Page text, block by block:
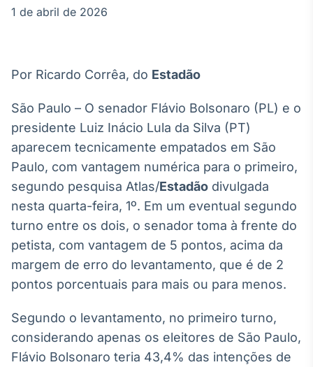
no Brasil
Broadcast
White Label
Plataforma para
conteúdos
personalizados
Soluções de Dados
e Conteúdos
Broadcast
OTC
Plataforma para
negociação de
ativos
Broadcast
1 de abril de 2026
Por Ricardo Corrêa, do Estadão
São Paulo – O senador Flávio Bolsonaro (PL) e o
presidente Luiz Inácio Lula da Silva (PT)
aparecem tecnicamente empatados em São
Paulo, com vantagem numérica para o primeiro,
segundo pesquisa Atlas/Estadão divulgada
nesta quarta-feira, 1º. Em um eventual segundo
turno entre os dois, o senador toma à frente do
petista, com vantagem de 5 pontos, acima da
margem de erro do levantamento, que é de 2
pontos porcentuais para mais ou para menos.
Segundo o levantamento, no primeiro turno,
considerando apenas os eleitores de São Paulo,
Flávio Bolsonaro teria 43,4% das intenções de